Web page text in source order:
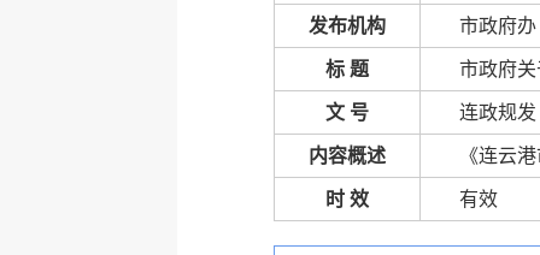
发布机构 市政府办
标 题 市政府
文 号 连政规发
内容概述 《连云
时 效 有效